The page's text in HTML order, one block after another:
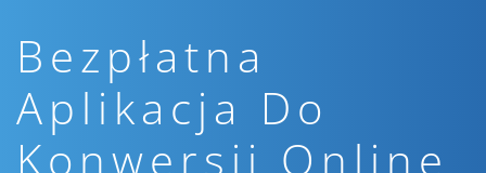
Bezpłatna
Aplikacja Do
Konwersji Online